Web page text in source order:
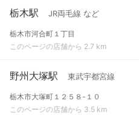
栃木駅 JR両毛線 など
栃木市河合町１丁目
このページの店舗から 2.7 km
野州大塚駅 東武宇都宮線
栃木市大塚町１２５８-１０
このページの店舗から 3.5 km